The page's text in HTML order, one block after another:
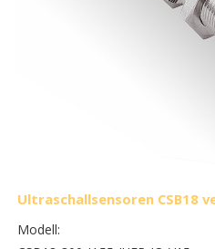
Ultraschallsensoren CSB18
Modell: